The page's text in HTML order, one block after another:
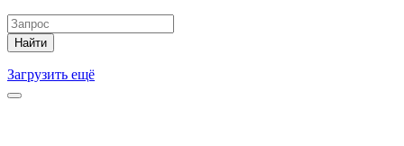
Найти
Загрузить ещё